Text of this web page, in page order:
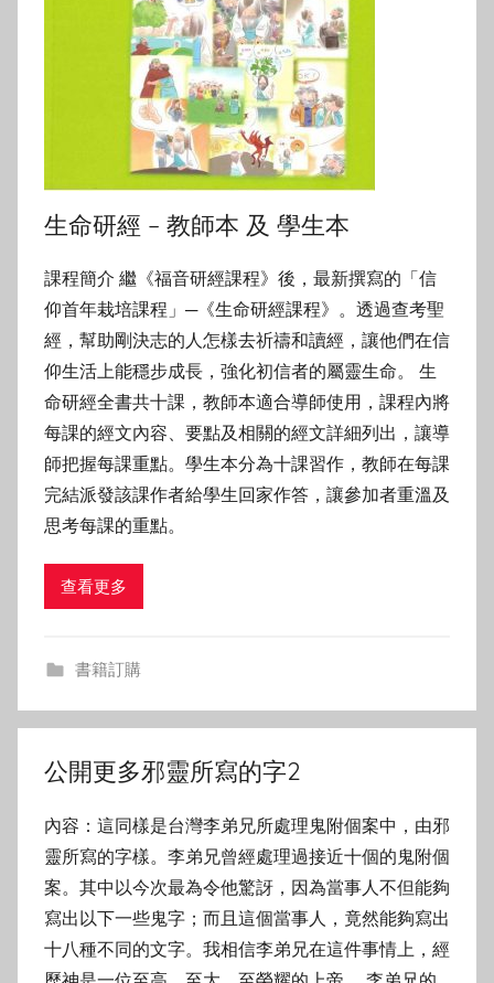
生命研經 – 教師本 及 學生本
課程簡介 繼《福音研經課程》後，最新撰寫的「信
仰首年栽培課程」─《生命研經課程》。透過查考聖
經，幫助剛決志的人怎樣去祈禱和讀經，讓他們在信
仰生活上能穩步成長，強化初信者的屬靈生命。 生
命研經全書共十課，教師本適合導師使用，課程內將
每課的經文內容、要點及相關的經文詳細列出，讓導
師把握每課重點。學生本分為十課習作，教師在每課
完結派發該課作者給學生回家作答，讓參加者重溫及
思考每課的重點。
查看更多
書籍訂購
公開更多邪靈所寫的字2
內容：這同樣是台灣李弟兄所處理鬼附個案中，由邪
靈所寫的字樣。李弟兄曾經處理過接近十個的鬼附個
案。其中以今次最為令他驚訝，因為當事人不但能夠
寫出以下一些鬼字；而且這個當事人，竟然能夠寫出
十八種不同的文字。我相信李弟兄在這件事情上，經